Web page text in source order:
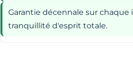
Garantie décennale sur
tranquillité d'esprit totale.